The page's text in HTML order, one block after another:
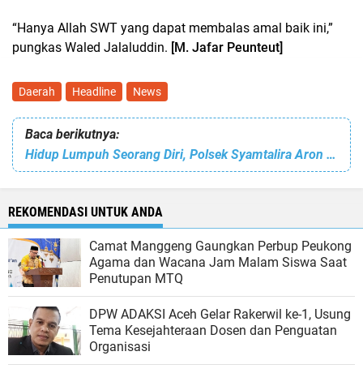
“Hanya Allah SWT yang dapat membalas amal baik ini,”
pungkas Waled Jalaluddin. [M. Jafar Peunteut]
Daerah Headline News
Baca berikutnya:
Hidup Lumpuh Seorang Diri, Polsek Syamtalira Aron Bersama Muspika Boyong Khaidir Rujuk ke RS
REKOMENDASI UNTUK ANDA
Camat Manggeng Gaungkan Perbup Peukong
Agama dan Wacana Jam Malam Siswa Saat
Penutupan MTQ
DPW ADAKSI Aceh Gelar Rakerwil ke-1, Usung
Tema Kesejahteraan Dosen dan Penguatan
Organisasi